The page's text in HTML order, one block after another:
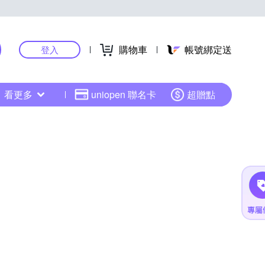
登入 購物車 帳號綁定送
看更多 uniopen 聯名卡 超贈點